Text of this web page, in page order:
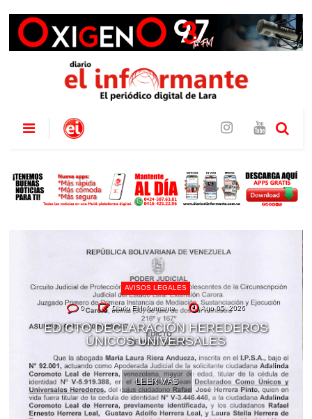
AVISOS LEGALES
0 Diario El Informante Ago 05, 2026
EDICTO DECLARACIÓN HEREDEROS
ÚNICOS UNIVERSALES
LEER MÁS